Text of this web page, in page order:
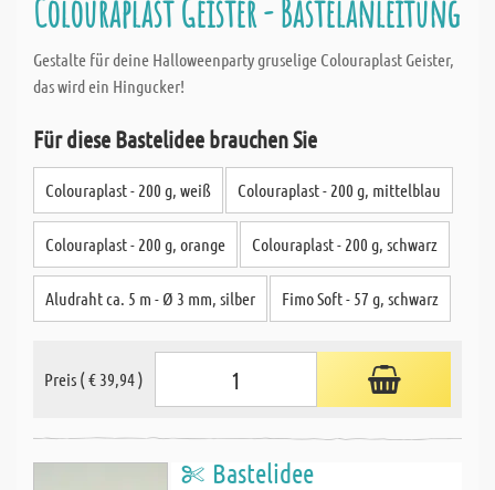
Colouraplast Geister - Bastelanleitung
Gestalte für deine Halloweenparty gruselige Colouraplast Geister,
das wird ein Hingucker!
Für diese Bastelidee brauchen Sie
Colouraplast - 200 g, weiß Colouraplast - 200 g, mittelblau
Colouraplast - 200 g, orange Colouraplast - 200 g, schwarz
Aludraht ca. 5 m - Ø 3 mm, silber Fimo Soft - 57 g, schwarz
Preis ( € 39,94 )
Bastelidee